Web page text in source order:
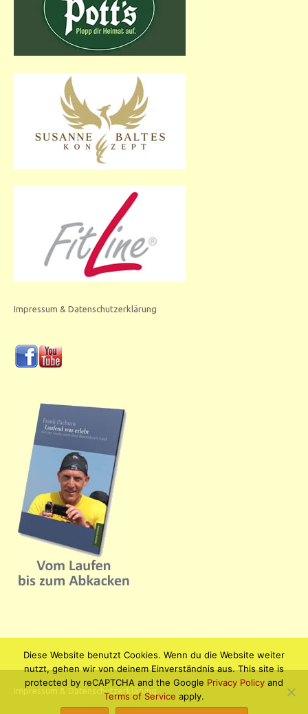
Impressum & Datenschutzerklärung
Impressum & Datenschutzerklärung
Diese Website benutzt Cookies. Wenn du die Website weiter
nutzt, gehen wir von deinem Einverständnis aus. This site is
protected by reCAPTCHA and the Google Privacy Policy and
Terms of Service apply.